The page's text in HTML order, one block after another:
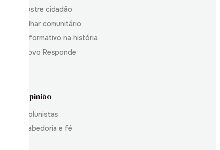
Ilustre cidadão
Olhar comunitário
Informativo na história
Povo Responde
Opinião
Colunistas
Sabedoria e fé